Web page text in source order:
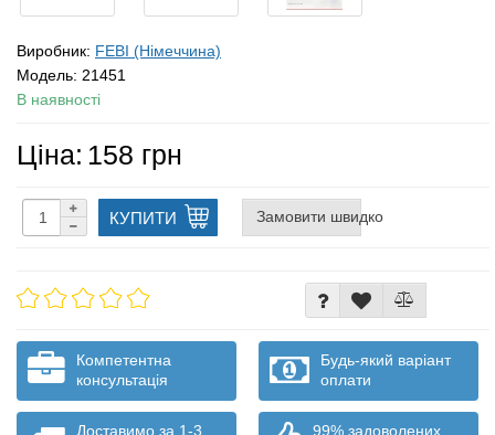
Виробник: FEBI (Німеччина)
Модель: 21451
В наявності
Ціна: 158 грн
КУПИТИ Замовити швидко
Компетентна
консультація
Будь-який варіант
оплати
Доставимо за 1-3
99% задоволених